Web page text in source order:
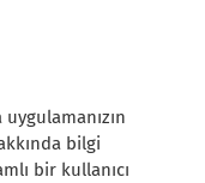
bilgi
bir kullanıcı